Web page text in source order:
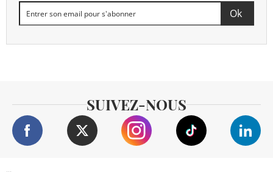
SUIVEZ-NOUS